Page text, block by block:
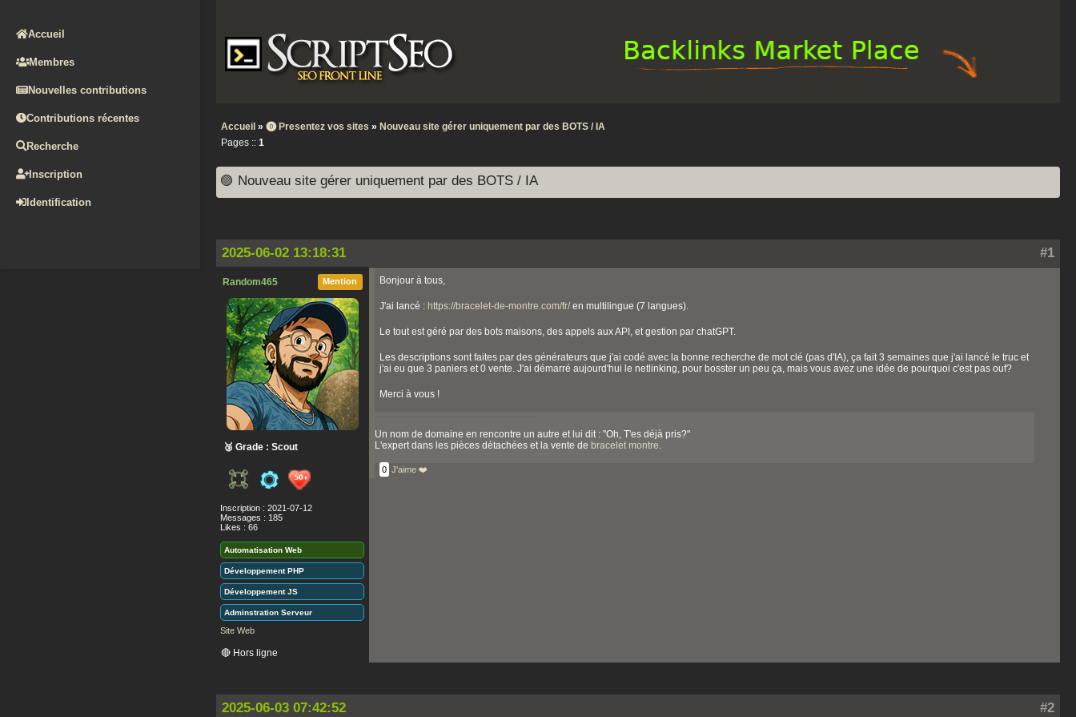
Accueil
Membres
Nouvelles contributions
Contributions récentes
Recherche
Inscription
Identification
Accueil » ⓿ Presentez vos sites » Nouveau site gérer uniquement par des BOTS / IA
Pages :: 1
🟣 Nouveau site gérer uniquement par des BOTS / IA
#1
2025-06-02 13:18:31
Mention
Random465
🥉 Grade : Scout
Inscription : 2021-07-12
Messages : 185
Likes : 66
Automatisation Web
Développement PHP
Développement JS
Adminstration Serveur
Site Web
Bonjour à tous,
J'ai lancé : https://bracelet-de-montre.com/fr/en multilingue (7 langues).
Le tout est géré par des bots maisons, des appels aux API, et gestion par chatGPT.
Les descriptions sont faites par des générateurs que j'ai codé avec la bonne recherche de mot clé (pas d'IA), ça fait 3 semaines que j'ai lancé le truc et
j'ai eu que 3 paniers et 0 vente. J'ai démarré aujourd'hui le netlinking, pour bosster un peu ça, mais vous avez une idée de pourquoi c'est pas ouf?
Merci à vous !
Un nom de domaine en rencontre un autre et lui dit : "Oh, T'es déjà pris?"
L'expert dans les pièces détachées et la vente de bracelet montre.
0 J'aime ❤️
🔴 Hors ligne
#2
2025-06-03 07:42:52